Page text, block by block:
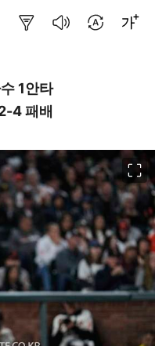
1안타
4 패배